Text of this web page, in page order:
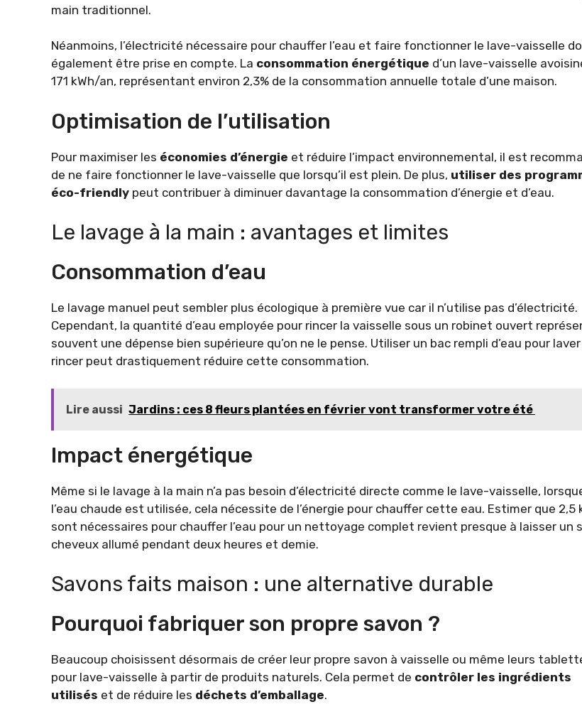
main traditionnel.
Néanmoins, l’électricité nécessaire pour chauffer l’eau et faire fonctionner le lave-vaisselle
également être prise en compte. La consommation énergétique d’un lave-vaisselle
171 kWh/an, représentant environ 2,3% de la consommation annuelle totale d’une maison.
Optimisation de l’utilisation
Pour maximiser les économies d’énergie et réduire l’impact environnemental, il est
de ne faire fonctionner le lave-vaisselle que lorsqu’il est plein. De plus, utiliser des
éco-friendly peut contribuer à diminuer davantage la consommation d’énergie et d’eau.
Le lavage à la main : avantages et limites
Consommation d’eau
Le lavage manuel peut sembler plus écologique à première vue car il n’utilise pas d’électricité.
Cependant, la quantité d’eau employée pour rincer la vaisselle sous un robinet ouvert
souvent une dépense bien supérieure qu’on ne le pense. Utiliser un bac rempli d’eau pour
rincer peut drastiquement réduire cette consommation.
Lire aussi Jardins : ces 8 fleurs plantées en février vont transformer votre été
Impact énergétique
Même si le lavage à la main n’a pas besoin d’électricité directe comme le lave-vaisselle,
l’eau chaude est utilisée, cela nécessite de l’énergie pour chauffer cette eau. Estimer que 2,5
sont nécessaires pour chauffer l’eau pour un nettoyage complet revient presque à laisser un
cheveux allumé pendant deux heures et demie.
Savons faits maison : une alternative durable
Pourquoi fabriquer son propre savon ?
Beaucoup choisissent désormais de créer leur propre savon à vaisselle ou même leurs
pour lave-vaisselle à partir de produits naturels. Cela permet de contrôler les ingrédients
utilisés et de réduire les déchets d’emballage.